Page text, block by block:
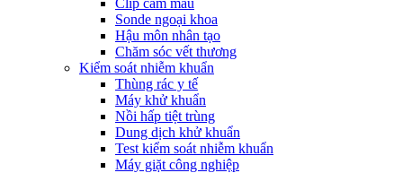
Clip cầm máu
Sonde ngoại khoa
Hậu môn nhân tạo
Chăm sóc vết thương
Kiểm soát nhiễm khuẩn
Thùng rác y tế
Máy khử khuẩn
Nồi hấp tiệt trùng
Dung dịch khử khuẩn
Test kiểm soát nhiễm khuẩn
Máy giặt công nghiệp